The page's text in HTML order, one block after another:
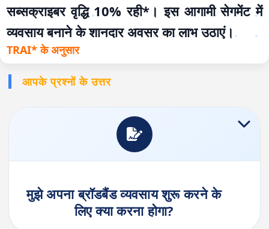
सब्सक्राइबर वृद्धि 10% रही*। इस आगामी सेगमेंट में
व्यवसाय बनाने के शानदार अवसर का लाभ उठाएं।
TRAI* के अनुसार
आपके प्रश्नों के उत्तर
मुझे अपना ब्रॉडबैंड व्यवसाय शुरू करने के
लिए क्या करना होगा?